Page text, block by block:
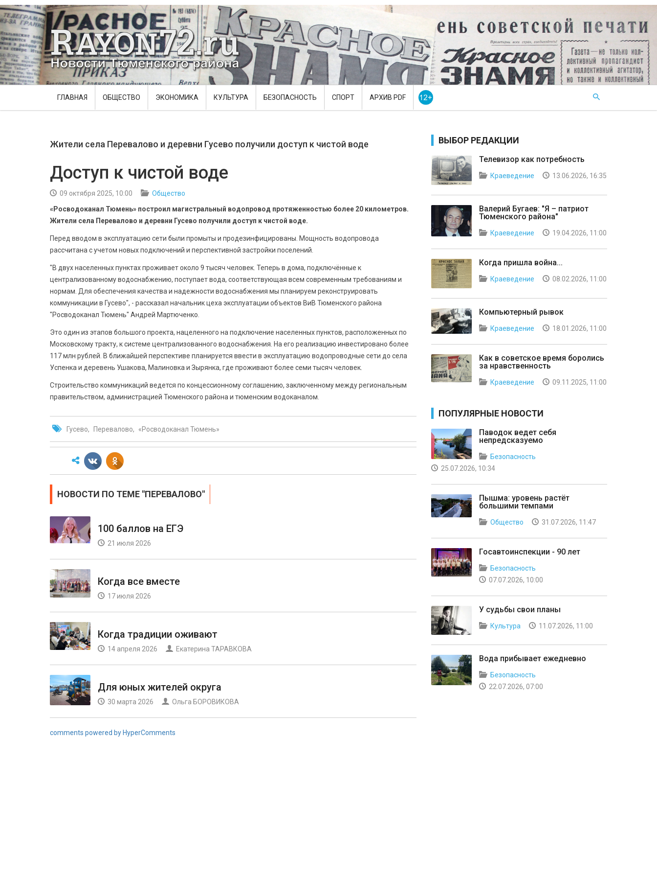
ГЛАВНАЯ ОБЩЕСТВО ЭКОНОМИКА КУЛЬТУРА БЕЗОПАСНОСТЬ СПОРТ АРХИВ PDF
Жители села Перевалово и деревни Гусево получили доступ к чистой воде
Доступ к чистой воде
09 октября 2025, 10:00
Общество
«Росводоканал Тюмень» построил магистральный водопровод протяженностью более 20 километров.
Жители села Перевалово и деревни Гусево получили доступ к чистой воде.
Перед вводом в эксплуатацию сети были промыты и продезинфицированы. Мощность водопровода
рассчитана с учетом новых подключений и перспективной застройки поселений.
"В двух населенных пунктах проживает около 9 тысяч человек. Теперь в дома, подключённые к
централизованному водоснабжению, поступает вода, соответствующая всем современным требованиям и
нормам. Для обеспечения качества и надежности водоснабжения мы планируем реконструировать
коммуникации в Гусево", - рассказал начальник цеха эксплуатации объектов ВиВ Тюменского района
"Росводоканал Тюмень" Андрей Мартюченко.
Это один из этапов большого проекта, нацеленного на подключение населенных пунктов, расположенных по
Московскому тракту, к системе централизованного водоснабжения. На его реализацию инвестировано более
117 млн рублей. В ближайшей перспективе планируется ввести в эксплуатацию водопроводные сети до села
Успенка и деревень Ушакова, Малиновка и Зырянка, где проживают более семи тысяч человек.
Строительство коммуникаций ведется по концессионному соглашению, заключенному между региональным
правительством, администрацией Тюменского района и тюменским водоканалом.
Гусево Перевалово «Росводоканал Тюмень»
НОВОСТИ ПО ТЕМЕ "ПЕРЕВАЛОВО"
100 баллов на ЕГЭ
21 июля 2026
Когда все вместе
17 июля 2026
Когда традиции оживают
14 апреля 2026 Екатерина ТАРАВКОВА
Для юных жителей округа
30 марта 2026 Ольга БОРОВИКОВА
comments powered by HyperComments
ВЫБОР РЕДАКЦИИ
Телевизор как потребность
Краеведение 13.06.2026, 16:35
Валерий Бугаев: "Я – патриот
Тюменского района"
Краеведение 19.04.2026, 11:00
Когда пришла война...
Краеведение 08.02.2026, 11:00
Компьютерный рывок
Краеведение 18.01.2026, 11:00
Как в советское время боролись
за нравственность
Краеведение 09.11.2025, 11:00
ПОПУЛЯРНЫЕ НОВОСТИ
Паводок ведет себя
непредсказуемо
Безопасность
25.07.2026, 10:34
Пышма: уровень растёт
большими темпами
Общество 31.07.2026, 11:47
Госавтоинспекции - 90 лет
Безопасность
07.07.2026, 10:00
У судьбы свои планы
Культура 11.07.2026, 11:00
Вода прибывает ежедневно
Безопасность
22.07.2026, 07:00